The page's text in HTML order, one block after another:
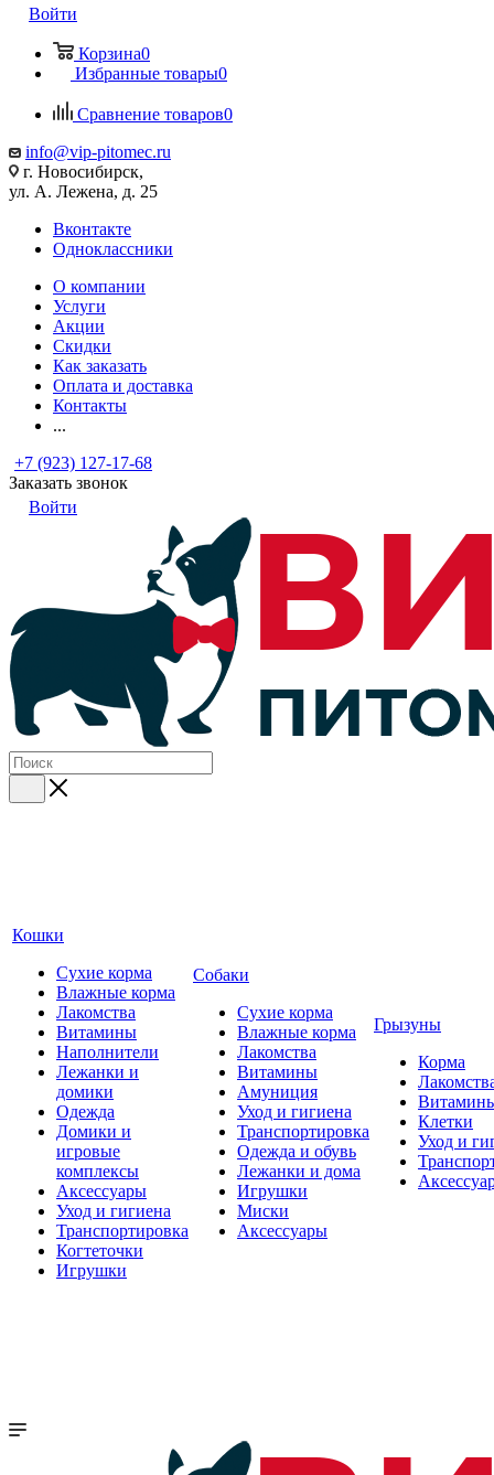
Войти
Корзина0
Избранные товары0
Сравнение товаров0
info@vip-pitomec.ru
г. Новосибирск,
ул. А. Лежена, д. 25
Вконтакте
Одноклассники
О компании
Услуги
Акции
Скидки
Как заказать
Оплата и доставка
Контакты
...
+7 (923) 127-17-68
Заказать звонок
Войти
Кошки
Сухие корма
Влажные корма
Лакомства
Витамины
Наполнители
Лежанки и
домики
Одежда
Домики и
игровые
комплексы
Аксессуары
Уход и гигиена
Транспортировка
Когтеточки
Игрушки
Собаки
Сухие корма
Влажные корма
Лакомства
Витамины
Амуниция
Уход и гигиена
Транспортировка
Одежда и обувь
Лежанки и дома
Игрушки
Миски
Аксессуары
Грызуны
Корма
Клетки
Уход и